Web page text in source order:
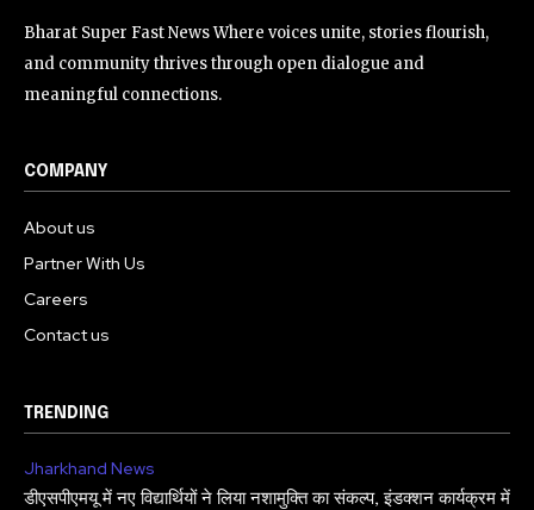
Bharat Super Fast News Where voices unite, stories flourish,
and community thrives through open dialogue and
meaningful connections.
COMPANY
About us
Partner With Us
Careers
Contact us
TRENDING
Jharkhand News
डीएसपीएमयू में नए विद्यार्थियों ने लिया नशामुक्ति का संकल्प, इंडक्शन कार्यक्रम में